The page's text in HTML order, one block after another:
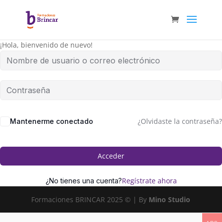
¡Hola, bienvenido de nuevo!
Mantenerme conectado ¿Olvidaste la contraseña?
Acceder
¿No tienes una cuenta?Regístrate ahora
Formaciones BRINCAR 2025 © | By Mino Studio